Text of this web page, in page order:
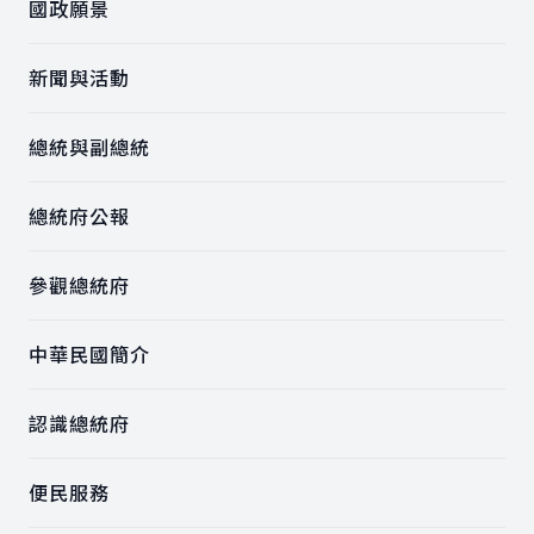
國政願景
新聞與活動
總統與副總統
總統府公報
參觀總統府
中華民國簡介
認識總統府
便民服務